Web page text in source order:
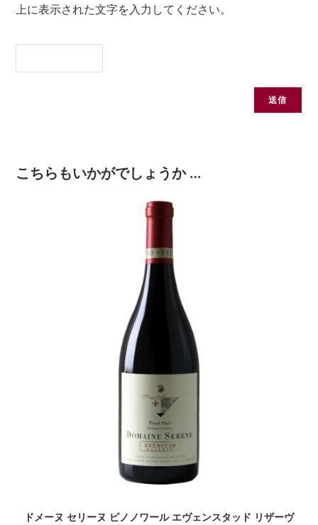
上に表示された文字を入力してください。
こちらもいかがでしょうか …
ドメーヌ セリーヌ ピノノワール エヴェンスタッド リザーヴ